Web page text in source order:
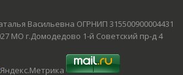
Васильевна ОГРНИП 315500900004431
МО г.Домодедово 1-й Советский пр-д 4